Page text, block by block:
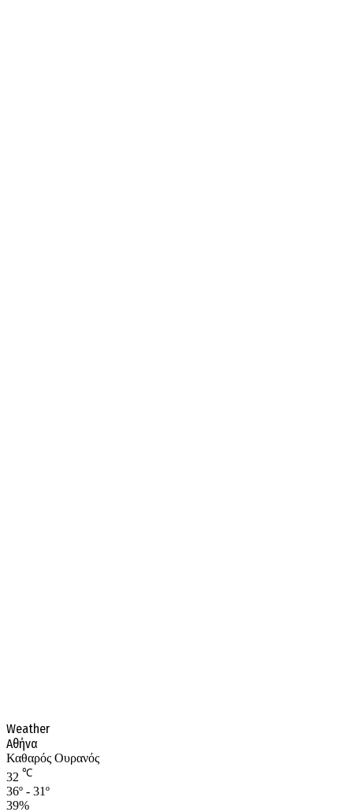
Weather
Αθήνα
Καθαρός Ουρανός
32 ℃
36º - 31º
39%